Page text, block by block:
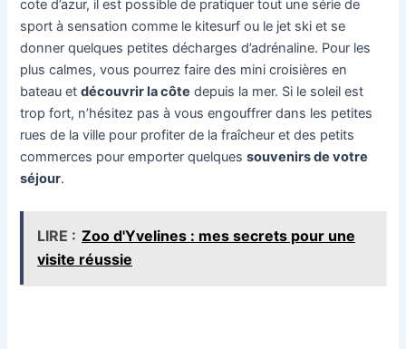
cote d’azur, il est possible de pratiquer tout une série de
sport à sensation comme le kitesurf ou le jet ski et se
donner quelques petites décharges d’adrénaline. Pour les
plus calmes, vous pourrez faire des mini croisières en
bateau etdécouvrir la côte depuis la mer. Si le soleil est
trop fort, n’hésitez pas à vous engouffrer dans les petites
rues de la ville pour profiter de la fraîcheur et des petits
commerces pour emporter quelquessouvenirs de votre
séjour.
LIRE : Zoo d'Yvelines : mes secrets pour une
visite réussie